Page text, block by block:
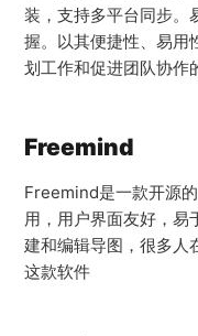
装，支持多平台同步。
握。以其便捷性、易用
划工作和促进团队协作
Freemind
Freemind是一款开源
用，用户界面友好，易
建和编辑导图，很多人
这款软件